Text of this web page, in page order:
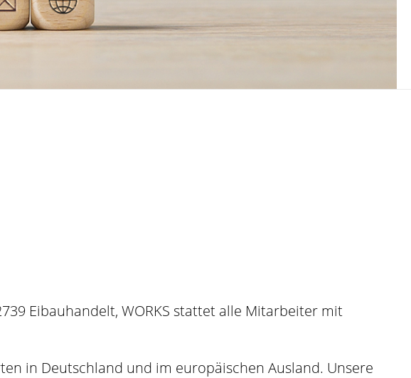
Eibauhandelt, WORKS stattet alle Mitarbeiter mit
in Deutschland und im europäischen Ausland. Unsere